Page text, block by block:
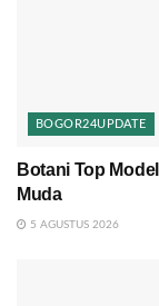
BOGOR24UPDATE
Botani Top
Muda
5 AGUSTUS 2026